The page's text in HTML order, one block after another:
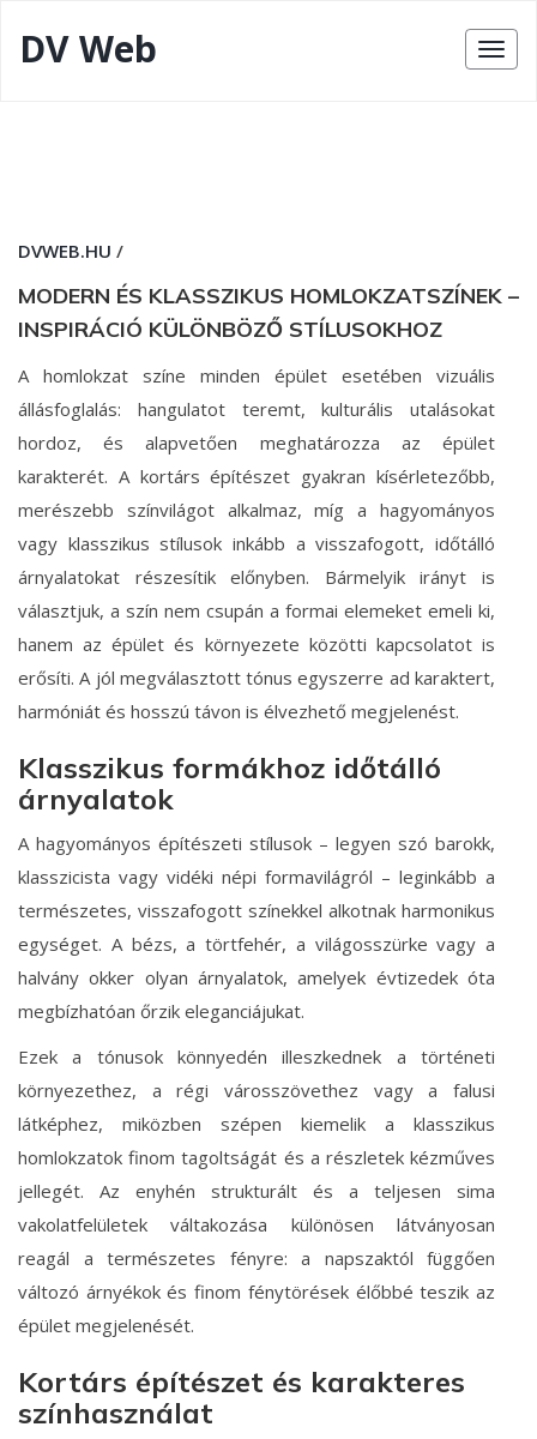
DV Web
DVWEB.HU /
MODERN ÉS KLASSZIKUS HOMLOKZATSZÍNEK –
INSPIRÁCIÓ KÜLÖNBÖZŐ STÍLUSOKHOZ
A homlokzat színe minden épület esetében vizuális
állásfoglalás: hangulatot teremt, kulturális utalásokat
hordoz, és alapvetően meghatározza az épület
karakterét. A kortárs építészet gyakran kísérletezőbb,
merészebb színvilágot alkalmaz, míg a hagyományos
vagy klasszikus stílusok inkább a visszafogott, időtálló
árnyalatokat részesítik előnyben. Bármelyik irányt is
választjuk, a szín nem csupán a formai elemeket emeli ki,
hanem az épület és környezete közötti kapcsolatot is
erősíti. A jól megválasztott tónus egyszerre ad karaktert,
harmóniát és hosszú távon is élvezhető megjelenést.
Klasszikus formákhoz időtálló
árnyalatok
A hagyományos építészeti stílusok – legyen szó barokk,
klasszicista vagy vidéki népi formavilágról – leginkább a
természetes, visszafogott színekkel alkotnak harmonikus
egységet. A bézs, a törtfehér, a világosszürke vagy a
halvány okker olyan árnyalatok, amelyek évtizedek óta
megbízhatóan őrzik eleganciájukat.
Ezek a tónusok könnyedén illeszkednek a történeti
környezethez, a régi városszövethez vagy a falusi
látképhez, miközben szépen kiemelik a klasszikus
homlokzatok finom tagoltságát és a részletek kézműves
jellegét. Az enyhén strukturált és a teljesen sima
vakolatfelületek váltakozása különösen látványosan
reagál a természetes fényre: a napszaktól függően
változó árnyékok és finom fénytörések élőbbé teszik az
épület megjelenését.
Kortárs építészet és karakteres
színhasználat